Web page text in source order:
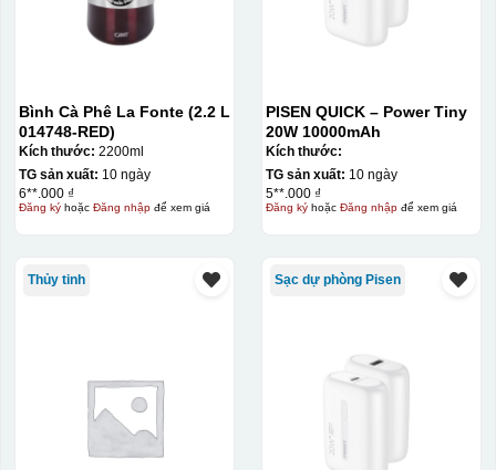
Bình Cà Phê La Fonte (2.2 L
014748-RED)
Kích thước: 2200ml
TG sản xuất: 10 ngày
6**.000 ₫
Đăng kýhoặc Đăng nhậpđể xem giá
PISEN QUICK – Power Tiny
20W 10000mAh
Kích thước:
TG sản xuất: 10 ngày
5**.000 ₫
Đăng kýhoặc Đăng nhậpđể xem giá
Thủy tinh Sạc dự phòng Pisen